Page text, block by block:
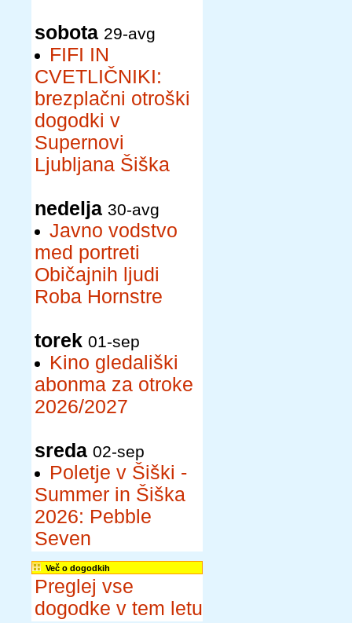
sobota 29-avg
FIFI IN
CVETLIČNIKI:
brezplačni otroški
dogodki v
Supernovi
Ljubljana Šiška
nedelja 30-avg
Javno vodstvo
med portreti
Običajnih ljudi
Roba Hornstre
torek 01-sep
Kino gledališki
abonma za otroke
2026/2027
sreda 02-sep
Poletje v Šiški -
Summer in Šiška
2026: Pebble
Seven
Več o dogodkih
Preglej vse
dogodke v tem letu